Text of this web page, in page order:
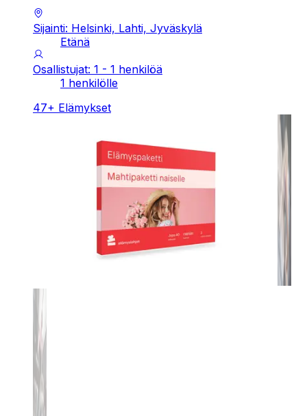
Sijainti: Helsinki, Lahti, Jyväskylä
Etänä
Osallistujat: 1 - 1 henkilöä
1 henkilölle
47+ Elämykset